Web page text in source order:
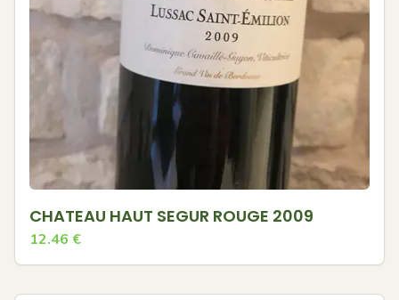
CHATEAU HAUT SEGUR ROUGE 2009
12.46 €